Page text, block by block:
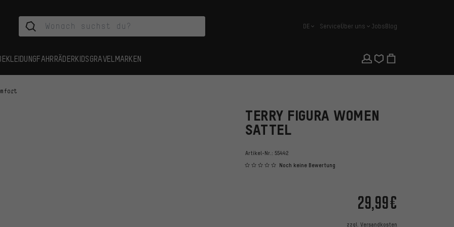
Deutsch
DE ServiceÜber uns JobsBlog
FAHRRÄDERKIDSGRAVEL MARKEN
TERRY FIGURA WOMEN
SATTEL
Artikel-Nr.: 55442
Noch keine Bewertung
29,99€
zzgl. Versandkosten